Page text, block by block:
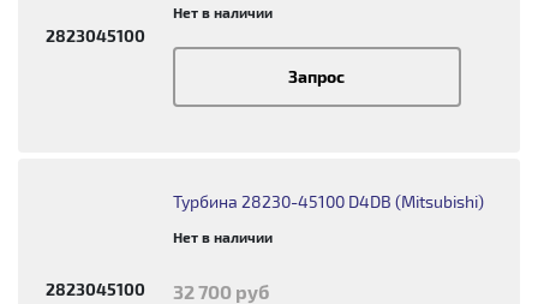
2823045100
Нет в наличии
Запрос
2823045100
Турбина 28230-45100 D4DB (Mitsubishi)
Нет в наличии
32 700 руб